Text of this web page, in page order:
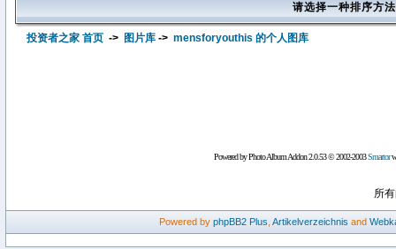
请选择一种排序方
投资者之家 首页 -> 图片库 -> mensforyouthis 的个人图库
Powered by Photo Album Addon 2.0.53 © 2002-2003Smartor
所
Powered by phpBB2 Plus Artikelverzeichnis and